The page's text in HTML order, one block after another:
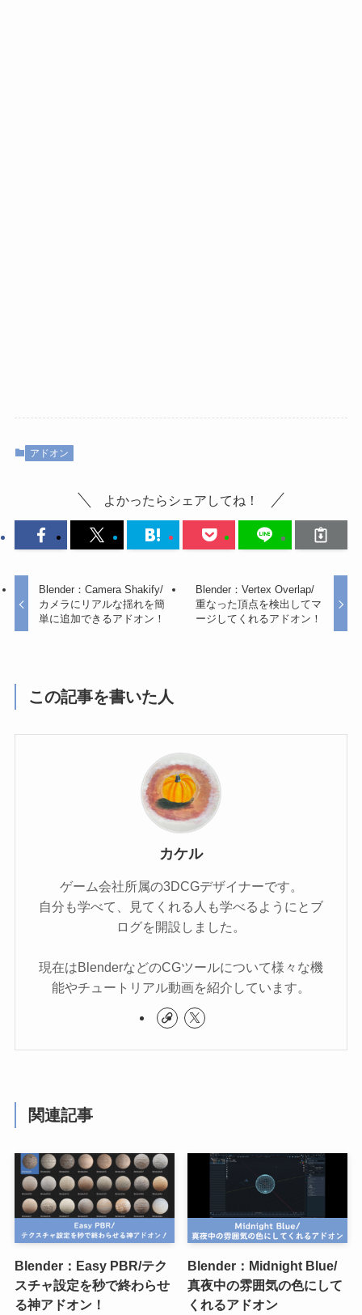
アドオン
よかったらシェアしてね！
Blender：Camera Shakify/
カメラにリアルな揺れを簡
単に追加できるアドオン！
Blender：Vertex Overlap/
重なった頂点を検出してマ
ージしてくれるアドオン！
この記事を書いた人
カケル
ゲーム会社所属の3DCGデザイナーです。
自分も学べて、見てくれる人も学べるようにとブ
ログを開設しました。
現在はBlenderなどのCGツールについて様々な機
能やチュートリアル動画を紹介しています。
関連記事
Blender：Easy PBR/テク
スチャ設定を秒で終わらせ
る神アドオン！
Blender：Midnight Blue/
真夜中の雰囲気の色にして
くれるアドオン